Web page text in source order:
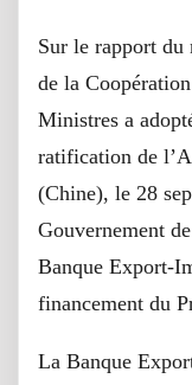
Sur le rapport du
de la
Ministres a
ratification de
(Chine), le 28
Gouvernement
Banque Export-
financement du
La Banque